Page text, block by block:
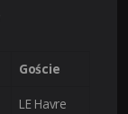
Goście
LE Havre